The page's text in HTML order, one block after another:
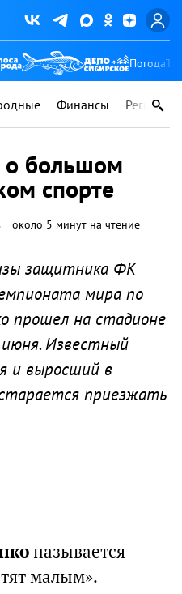
Погода
Финансы Регионы
большом
спорте
около 5 минут на чтение
защитника ФК
мира по
прошел на стадионе
Известный
и выросший в
приезжать
называется
малым».